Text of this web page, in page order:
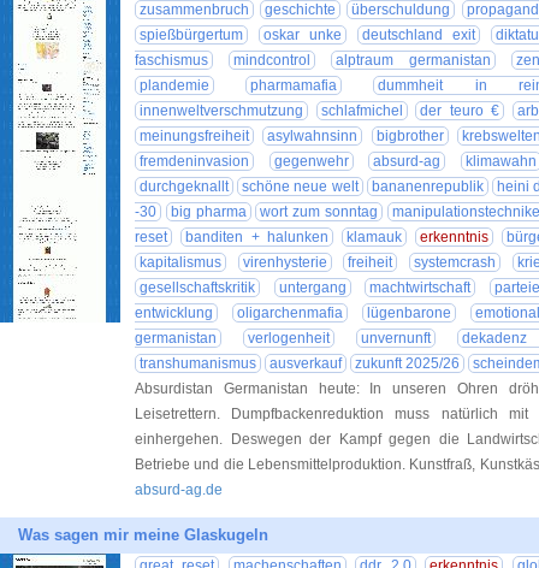
zusammenbruch
geschichte überschuldung
spießbürgertum
oskar unke deutschland exit
faschismus
mindcontrol alptraum germanistan
plandemie
pharmamafia
dummheit in
innenweltverschmutzung
schlafmichel der teuro €
meinungsfreiheit
asylwahnsinn bigbrother
fremdeninvasion
gegenwehr absurd-ag
klimawahn
durchgeknallt
schöne neue welt bananenrepublik
heini
-30
big pharma wort zum sonntag
reset
banditen + halunken klamauk erkenntnis
kapitalismus
virenhysterie freiheit systemcrash
gesellschaftskritik
untergang machtwirtschaft
entwicklung
oligarchenmafia lügenbarone
germanistan
verlogenheit unvernunft
transhumanismus
ausverkauf zukunft 2025/26
Absurdistan Germanistan heute: In unseren Ohren
Leisetrettern. Dumpfbackenreduktion muss natürlich mit
einhergehen. Deswegen der Kampf gegen die
Betriebe und die Lebensmittelproduktion. Kunstfraß,
absurd-ag.de
Was sagen mir meine Glaskugeln